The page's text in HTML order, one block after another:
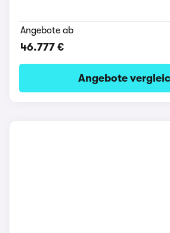
Angebote ab
46.777 €
Angebote